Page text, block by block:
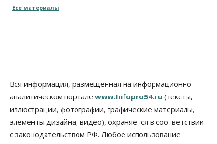
09 Августа 2026, 10:00
Спрос на машино-места в
Новосибирской области вырос в полтора раза
08 Августа 2026, 18:00
Общество
К современному юридическому образованию в
России возникает много вопросов
Все материалы
Вся информация, размещенная на информационно-
аналитическом портале www.Infopro54.ru (тексты,
иллюстрации, фотографии, графические материалы,
элементы дизайна, видео), охраняется в соответствии
с законодательством РФ. Любое использование